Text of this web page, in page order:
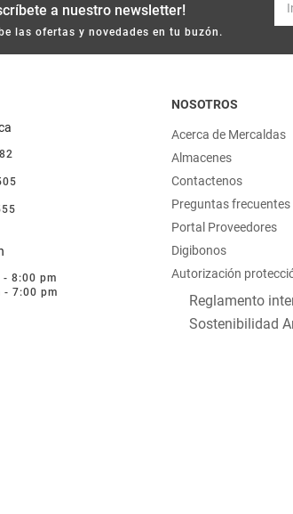
a nuestro newsletter!
las ofertas y novedades en tu buzón.
- 8:00 pm
- 7:00 pm
NOSOTROS
Acerca de Mercaldas
Almacenes
Contactenos
Preguntas frecuentes
Portal Proveedores
Digibonos
Autorización
Reglamento
Sostenibilidad